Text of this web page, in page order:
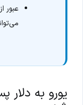
یورو به